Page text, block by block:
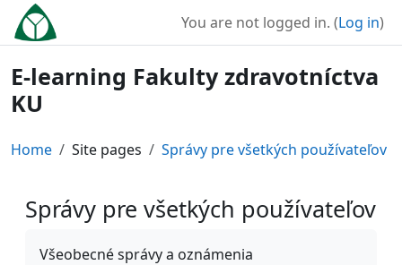
Skip to main content
You are not logged in. (Log in)
E-learning Fakulty zdravotníctva
KU
Home Site pages Správy pre všetkých používateľov
Správy pre všetkých používateľov
Všeobecné správy a oznámenia